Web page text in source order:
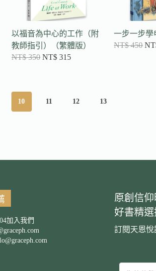
以福音為中心的工作（附
教師指引）（繁體版）
NT$350 NT$ 315
一步一步學
NT$450
10 11 12 13
加入我們
原創信
好書精
訂閱天恩悅